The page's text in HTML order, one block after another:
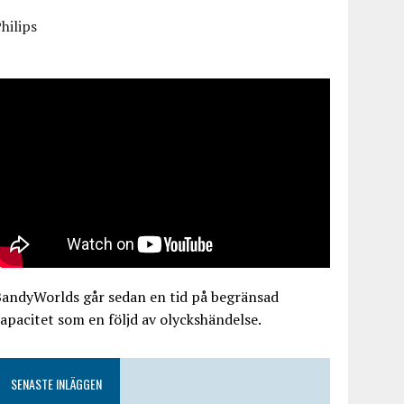
går sedan en tid på begränsad
som en följd av olyckshändelse.
SENASTE INLÄGGEN